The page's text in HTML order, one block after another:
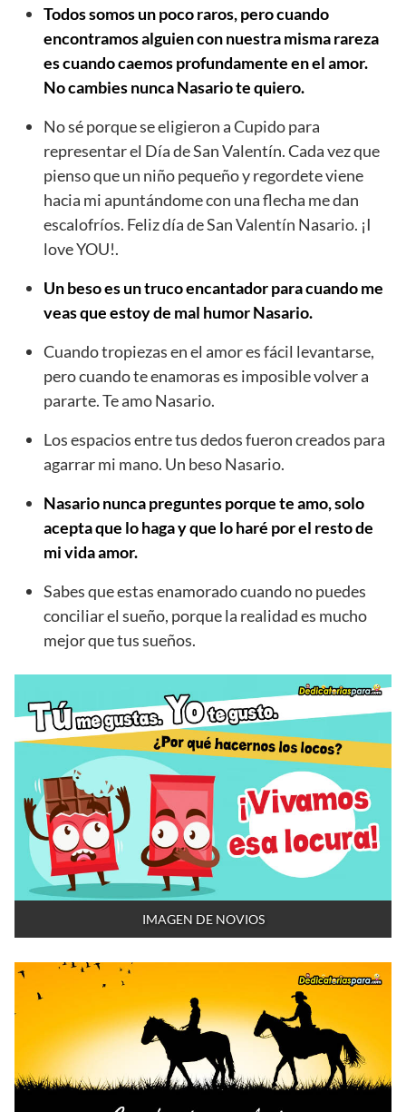
Todos somos un poco raros, pero cuando
encontramos alguien con nuestra misma rareza
es cuando caemos profundamente en el amor.
No cambies nunca Nasario te quiero.
No sé porque se eligieron a Cupido para
representar el Día de San Valentín. Cada vez que
pienso que un niño pequeño y regordete viene
hacia mi apuntándome con una flecha me dan
escalofríos. Feliz día de San Valentín Nasario. ¡I
love YOU!.
Un beso es un truco encantador para cuando me
veas que estoy de mal humor Nasario.
Cuando tropiezas en el amor es fácil levantarse,
pero cuando te enamoras es imposible volver a
pararte. Te amo Nasario.
Los espacios entre tus dedos fueron creados para
agarrar mi mano. Un beso Nasario.
Nasario nunca preguntes porque te amo, solo
acepta que lo haga y que lo haré por el resto de
mi vida amor.
Sabes que estas enamorado cuando no puedes
conciliar el sueño, porque la realidad es mucho
mejor que tus sueños.
IMAGEN DE NOVIOS